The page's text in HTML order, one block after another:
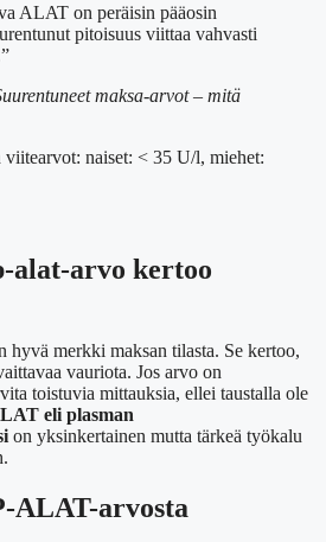
ALAT on peräisin pääosin
pitoisuus viittaa vahvasti
maksa-arvot – mitä
naiset: < 35 U/l, miehet:
alat-arvo kertoo
merkki maksan tilasta. Se kertoo,
vauriota. Jos arvo on
toistuvia mittauksia, ellei taustalla ole
eli plasman
on yksinkertainen mutta tärkeä työkalu
ALAT-arvosta